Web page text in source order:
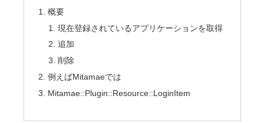
概要
現在登録されているアプリケーションを取得
追加
削除
例えばMitamaeでは
Mitamae::Plugin::Resource::LoginItem